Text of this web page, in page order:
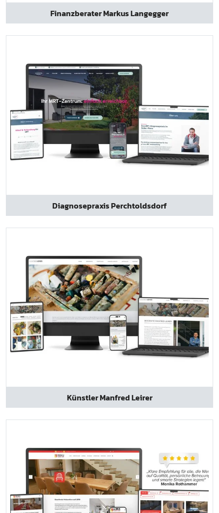
Finanzberater Markus Langegger
Diagnosepraxis Perchtoldsdorf
Künstler Manfred Leirer